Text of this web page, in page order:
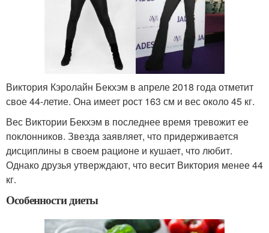
Виктория Кэролайн Бекхэм в апреле 2018 года отметит
свое 44-летие. Она имеет рост 163 см и вес около 45 кг.
Вес Виктории Бекхэм в последнее время тревожит ее
поклонников. Звезда заявляет, что придерживается
дисциплины в своем рационе и кушает, что любит.
Однако друзья утверждают, что весит Виктория менее 44
кг.
Особенности диеты